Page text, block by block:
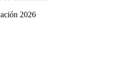
2026